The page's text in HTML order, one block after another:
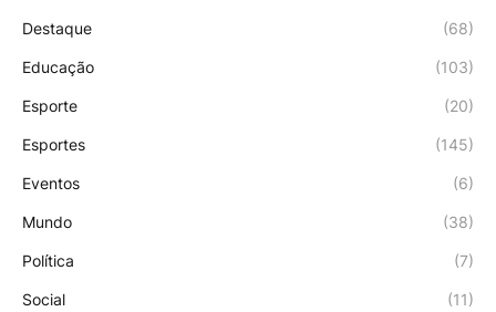
Destaque (68)
Educação (103)
Esporte (20)
Esportes (145)
Eventos (6)
Mundo (38)
Política (7)
Social (11)